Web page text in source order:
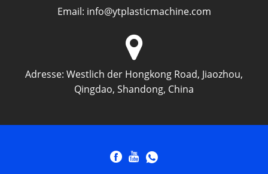
Email: info@ytplasticmachine.com
Adresse: Westlich der Hongkong Road, Jiaozhou,
Qingdao, Shandong, China